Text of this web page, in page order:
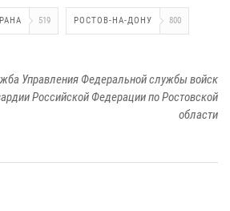
519 РОСТОВ-НА-ДОНУ 800
Управления Федеральной службы войск
Российской Федерации по Ростовской
области